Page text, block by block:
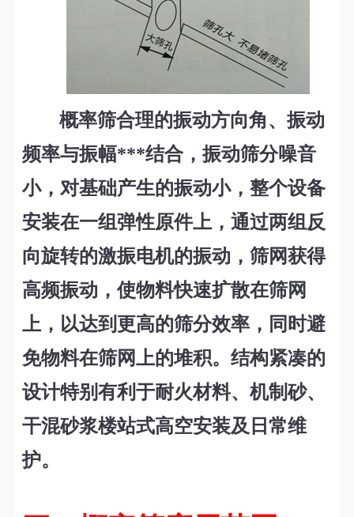
概率筛合理的振动方向角、振动
频率与振幅***结合，振动筛分噪音
小，对基础产生的振动小，整个设备
安装在一组弹性原件上，通过两组反
向旋转的激振电机的振动，筛网获得
高频振动，使物料快速扩散在筛网
上，以达到更高的筛分效率，同时避
免物料在筛网上的堆积。结构紧凑的
设计特别有利于耐火材料、机制砂、
干混砂浆楼站式高空安装及日常维
护。